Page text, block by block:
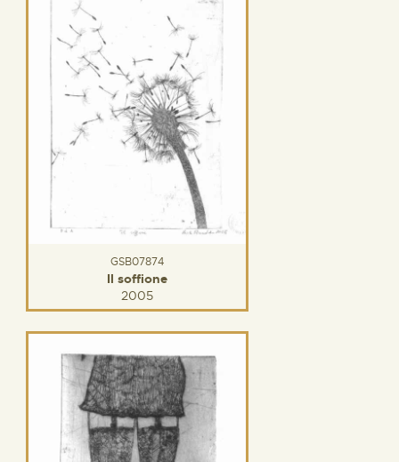
GSB07874
Il soffione
2005